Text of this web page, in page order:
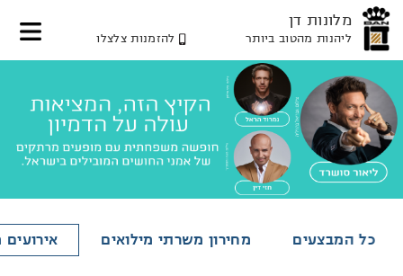
תפריט
עליון
המרכזי
תפריט
תחתון
מלונות דן
ליהנות מהטוב ביותר להזמנות צלצלו
כל המבצעים מחירון משרתי מילואים אירועים